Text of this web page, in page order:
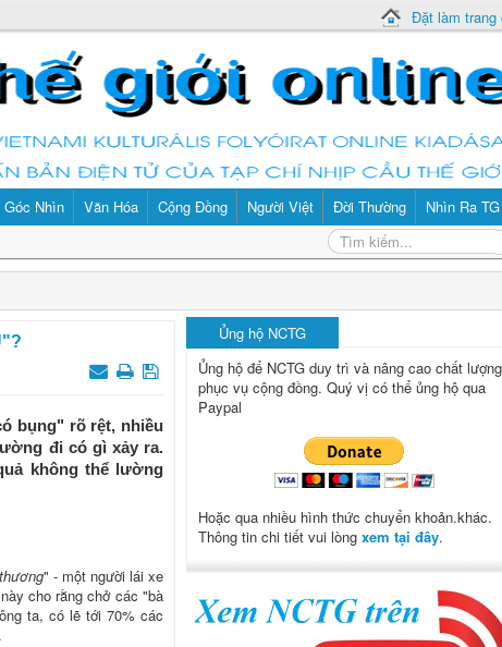
Đặt làm trang
Góc Nhìn Văn Hóa Cộng Đồng Người Việt Đời Thường Nhìn Ra TG
bụng" rõ rệt, nhiều
đi có gì xảy ra.
không thể lường
" - một người lái xe
cho rằng chở các "bà
ta, có lẽ tới 70% các
Ủng hộ NCTG
Ủng hộ để NCTG duy trì và nâng cao chất lượng
phục vụ cộng đồng. Quý vị có thể ủng hộ qua
Paypal
Hoặc qua nhiều hình thức chuyển khoản.khác.
Thông tin chi tiết vui lòng xem tại đây.